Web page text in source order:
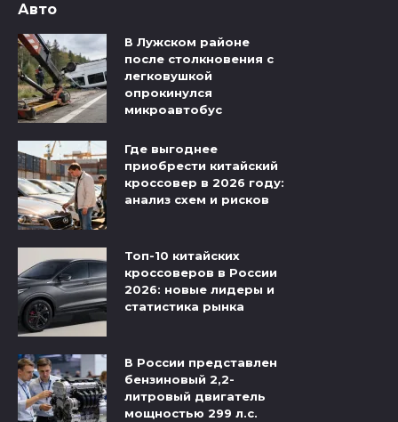
Авто
В Лужском районе
после столкновения с
легковушкой
опрокинулся
микроавтобус
Где выгоднее
приобрести китайский
кроссовер в 2026 году:
анализ схем и рисков
Топ-10 китайских
кроссоверов в России
2026: новые лидеры и
статистика рынка
В России представлен
бензиновый 2,2-
литровый двигатель
мощностью 299 л.с.